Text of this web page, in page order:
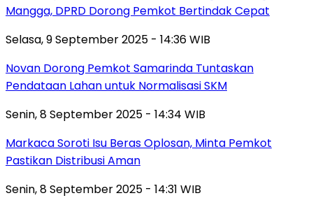
Mangga, DPRD Dorong Pemkot Bertindak Cepat
Selasa, 9 September 2025 - 14:36 WIB
Novan Dorong Pemkot Samarinda Tuntaskan
Pendataan Lahan untuk Normalisasi SKM
Senin, 8 September 2025 - 14:34 WIB
Markaca Soroti Isu Beras Oplosan, Minta Pemkot
Pastikan Distribusi Aman
Senin, 8 September 2025 - 14:31 WIB